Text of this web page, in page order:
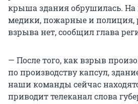
крыша здания обрушилась. На
медики, пожарные и полиция,
взрыва нет, сообщил глава
— После того, как взрыв
по производству капсул,
наши команды сейчас
приводит телеканал слова